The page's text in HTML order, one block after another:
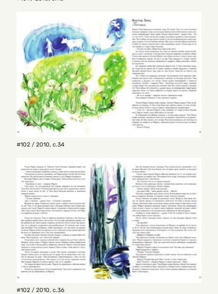
#102 / 2010, с.34
#102 / 2010, с.36